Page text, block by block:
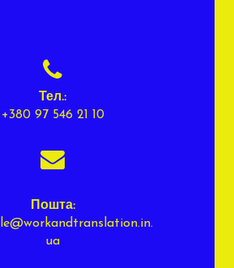

Тел.:
+380 97 546 21 10

Пошта:
ua